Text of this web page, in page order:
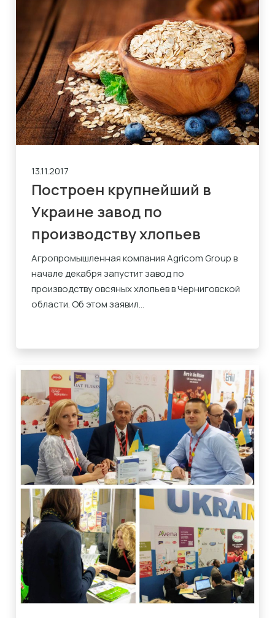
13.11.2017
Построен крупнейший в
Украине завод по
производству хлопьев
Агропромышленная компания Agricom Group в
начале декабря запустит завод по
производству овсяных хлопьев в Черниговской
области. Об этом заявил...